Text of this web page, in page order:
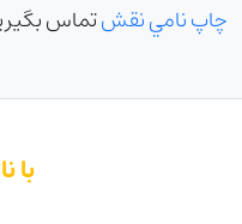
چاپ نامي نقشتماس
با